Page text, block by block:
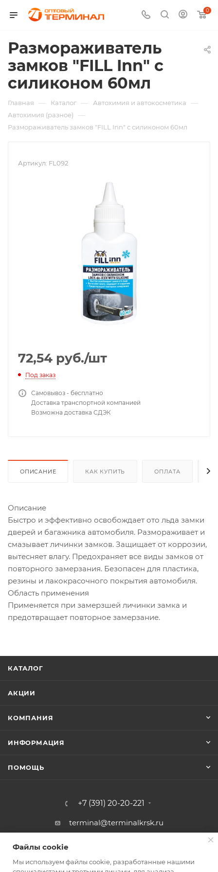
0
Размораживатель
замков "FILL Inn" с
силиконом 60мл
Главная — Каталог — Автохимия и автокосметика —
Автохимия (разное) —
Размораживатель замков "FILL Inn" с силиконом 60мл
Артикул: FL092
72,54 руб./шт
Под заказ
Самовывоз - бесплатно
Доставка транспортной компанией
Возможна доставка СДЭК
ОПИСАНИЕ КАК КУПИТЬ ОПЛАТА
Описание
Быстро и эффективно освобождает ото льда замки
дверей и багажника автомобиля. Размораживает и
смазывает личинки замков. Защищает от коррозии,
вытесняет влагу. Предохраняет все виды замков от
повторного замерзания. Безопасен для пластика,
резины и лакокрасочного покрытия автомобиля.
Область применения
Применяется при замерзшей личинки замка и
предотвращает повторное замерзание.
КАТАЛОГ
АКЦИИ
КОМПАНИЯ
ИНФОРМАЦИЯ
ПОМОЩЬ
+7 (391) 20-20-221
terminal@terminalkrsk.ru
г. Красноярск, ул. Белинского, 3,
магазин Автомаркет Навигатор
Файлы cookie
Мы используем файлы cookie, разработанные нашими
Файлы cookie
Мы используем файлы cookie, разработанные нашими